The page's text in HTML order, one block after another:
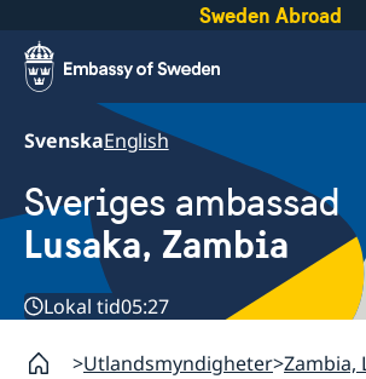
Sweden Abroad
SvenskaEnglish
Sveriges ambassad
Lusaka, Zambia
Lokal tid05:27
Utlandsmyndigheter Zambia,